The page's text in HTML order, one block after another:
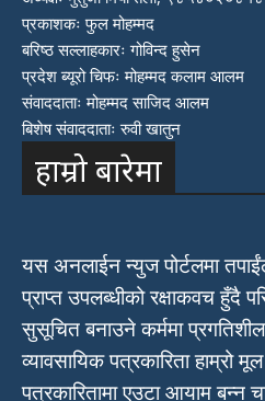
प्रकाशकः फुल मोहम्मद
बरिष्ठ सल्लाहकारः गोविन्द हुसेन
प्रदेश ब्यूरो चिफः मोहम्मद कलाम आलम
संवाददाताः मोहम्मद साजिद आलम
बिशेष संवाददाताः रुवी खातुन
हाम्रो बारेमा
यस अनलाईन न्युज पोर्टलमा
प्राप्त उपलब्धीको रक्षाकवच हुँदै
सुसूचित बनाउने कर्ममा
व्यावसायिक पत्रकारिता हाम्रो
पत्रकारितामा एउटा आयाम बन्न